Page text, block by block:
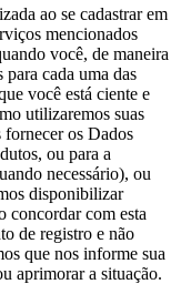
ao se cadastrar em
mencionados
você, de maneira
cada uma das
você está ciente e
utilizaremos suas
fornecer os Dados
ou para a
necessário), ou
disponibilizar
concordar com esta
de registro e não
que nos informe sua
aprimorar a situação.